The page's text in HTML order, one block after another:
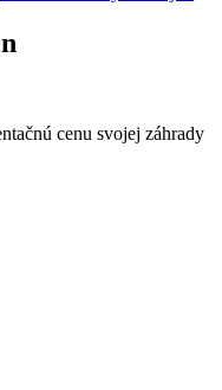
cenu svojej záhrady